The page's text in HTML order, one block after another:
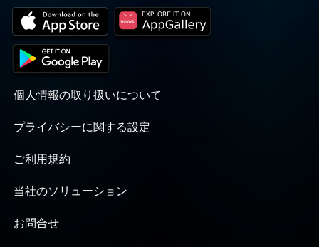
個人情報の取り扱いについて
プライバシーに関する設定
ご利用規約
当社のソリューション
お問合せ